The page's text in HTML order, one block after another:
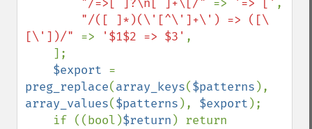
"/=>[ ]?\n[ ]+\[/" => '=> [' ,
"/([ ]*)(\'[^\']+\') => ([\
[\'])/" => '$1$2 => $3' ,
$export
preg_replace(array_keys($patterns
array_values($patterns ), $export );
    if ((bool)
$return